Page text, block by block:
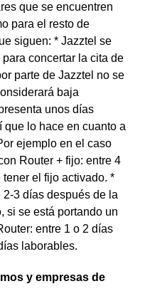
que se encuentren
para el resto de
siguen: * Jazztel se
concertar la cita de
parte de Jazztel no se
baja
unos días
lo hace en cuanto a
ejemplo en el caso
Router + fijo: entre 4
el fijo activado. *
3 días después de la
si se está portando un
entre 1 o 2 días
laborables.
y empresas de